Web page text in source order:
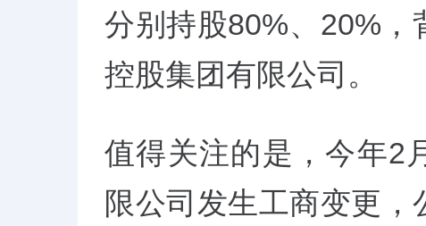
分别持股80%、20%，
控股集团有限公司。
值得关注的是，今年2
限公司发生工商变更